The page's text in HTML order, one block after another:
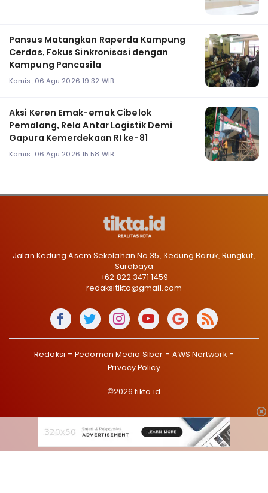
Pansus Matangkan Raperda Kampung
Cerdas, Fokus Sinkronisasi dengan
Kampung Pancasila
Kamis, 06 Agu 2026 19:32 WIB
Aksi Keren Emak-emak Cibelok
Pemalang, Rela Antar Logistik Demi
Gapura Kemerdekaan RI ke-81
Kamis, 06 Agu 2026 15:58 WIB
Jalan Kedung Asem Sekolahan No 35, Kedung Baruk, Rungkut,
Surabaya
+62 822 3471 1459
redaksitikta@gmail.com
Redaksi Pedoman Media Siber
AWS Nertwork
Privacy Policy
©2026 tikta.id